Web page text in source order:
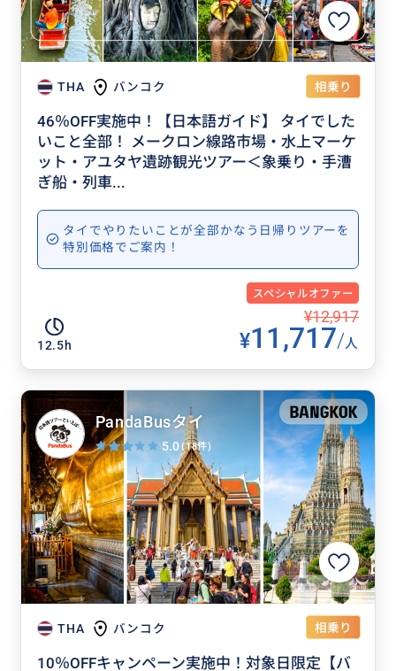
THA バンコク 相乗り
46％OFF実施中！【日本語ガイド】 タイでした
いこと全部！ メークロン線路市場・水上マーケ
ット・アユタヤ遺跡観光ツアー＜象乗り・手漕
ぎ船・列車...
タイでやりたいことが全部かなう日帰りツアーを
特別価格でご案内！
スペシャルオファー
12.5h
¥12,917
¥11,717/人
THA バンコク 相乗り
10％OFFキャンペーン実施中！対象日限定【バ
PandaBusタイ
5.0 (18件)